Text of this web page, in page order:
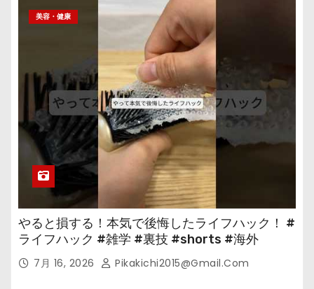
美容・健康
やると損する！本気で後悔したライフハック！ #
ライフハック #雑学 #裏技 #shorts #海外
7月 16, 2026 Pikakichi2015@gmail.com